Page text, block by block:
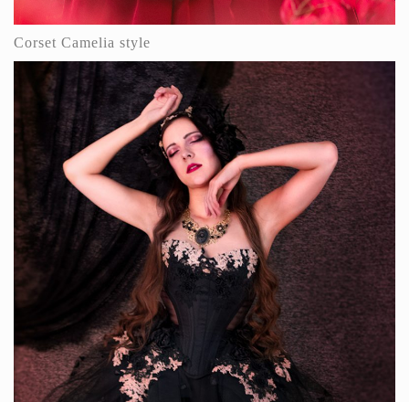
Corset Camelia style